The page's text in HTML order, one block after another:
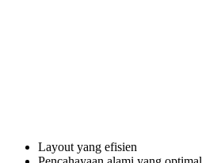
Layout yang efisien